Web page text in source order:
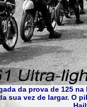
da prova de 125
sua vez de largar. O